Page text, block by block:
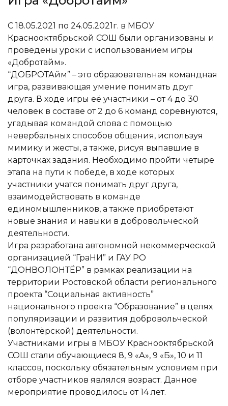
С 18.05.2021 по 24.05.2021г. в МБОУ
Краснооктябрьской СОШ были организованы и
проведены уроки с использованием игры
«Добротайм».
“ДОБРОТАйм” – это образовательная командная
игра, развивающая умение понимать друг
друга. В ходе игры её участники – от 4 до 30
человек в составе от 2 до 6 команд соревнуются,
угадывая командой слова с помощью
невербальных способов общения, используя
мимику и жесты, а также, рисуя выпавшие в
карточках задания. Необходимо пройти четыре
этапа на пути к победе, в ходе которых
участники учатся понимать друг друга,
взаимодействовать в команде
единомышленников, а также приобретают
новые знания и навыки в добровольческой
деятельности.
Игра разработана автономной некоммерческой
организацией “ГраНИ” и ГАУ РО
“ДОНВОЛОНТЁР” в рамках реализации на
территории Ростовской области регионального
проекта “Социальная активность”
национального проекта “Образование” в целях
популяризации и развития добровольческой
(волонтёрской) деятельности.
Участниками игры в МБОУ Краснооктябрьской
СОШ стали обучающиеся 8, 9 «А», 9 «Б», 10 и 11
классов, поскольку обязательным условием при
отборе участников являлся возраст. Данное
мероприятие проводилось от 14 лет.